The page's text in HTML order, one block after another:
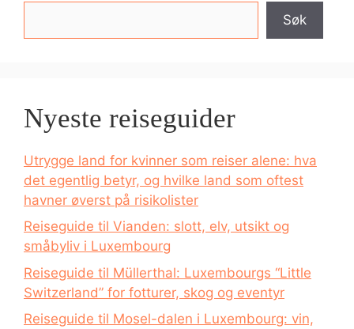
Søk
Nyeste reiseguider
Utrygge land for kvinner som reiser alene: hva
det egentlig betyr, og hvilke land som oftest
havner øverst på risikolister
Reiseguide til Vianden: slott, elv, utsikt og
småbyliv i Luxembourg
Reiseguide til Müllerthal: Luxembourgs “Little
Switzerland” for fotturer, skog og eventyr
Reiseguide til Mosel-dalen i Luxembourg: vin,